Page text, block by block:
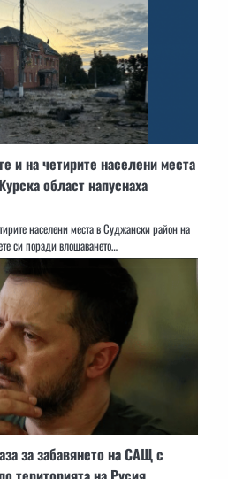
и на четирите населени места
област напуснаха
населени места в Суджански район на
си поради влошаването…
за забавянето на САЩ с